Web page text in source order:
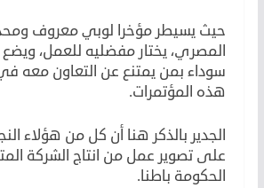
حيث يسيطر مؤخرا لوبي معروف
المصري، يختار مفضليه للعمل، ويضع
سوداء بمن يمتنع عن التعاون معه
هذه المؤتمرات.
الجدير بالذكر هنا أن كل من هؤلاء
على تصوير عمل من انتاج الشركة
الحكومة باطنا.